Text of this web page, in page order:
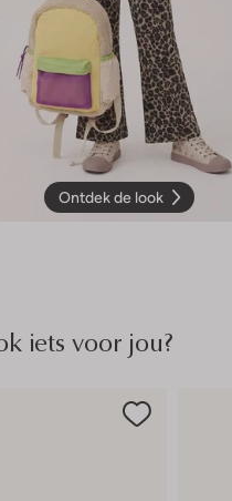
Ontdek de look
iets voor jou?